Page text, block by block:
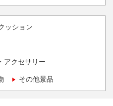
ッション
アクセサリー
その他景品